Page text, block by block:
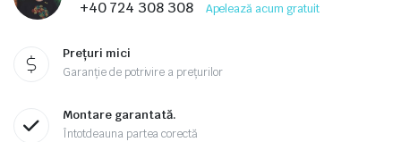
+40 724 308 308 Apelează acum gratuit
Prețuri mici
Garanție de potrivire a prețurilor
Montare garantată.
Întotdeauna partea corectă